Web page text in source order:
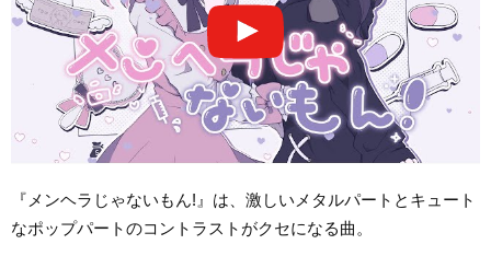
『メンヘラじゃないもん!』は、激しいメタルパートとキュート
なポップパートのコントラストがクセになる曲。